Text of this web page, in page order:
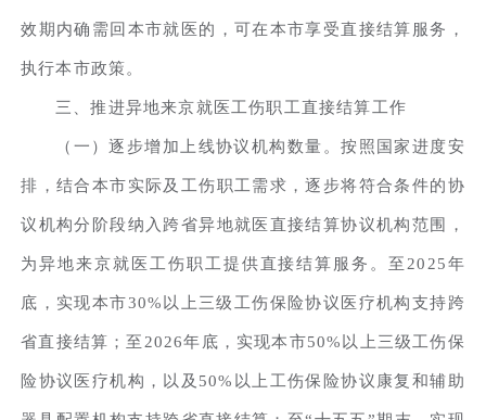
效期内确需回本市就医的，可在本市享受直接结算服务，
执行本市政策。
三、推进异地来京就医工伤职工直接结算工作
（一）逐步增加上线协议机构数量。按照国家进度安
排，结合本市实际及工伤职工需求，逐步将符合条件的协
议机构分阶段纳入跨省异地就医直接结算协议机构范围，
为异地来京就医工伤职工提供直接结算服务。至2025年
底，实现本市30%以上三级工伤保险协议医疗机构支持跨
省直接结算；至2026年底，实现本市50%以上三级工伤保
险协议医疗机构，以及50%以上工伤保险协议康复和辅助